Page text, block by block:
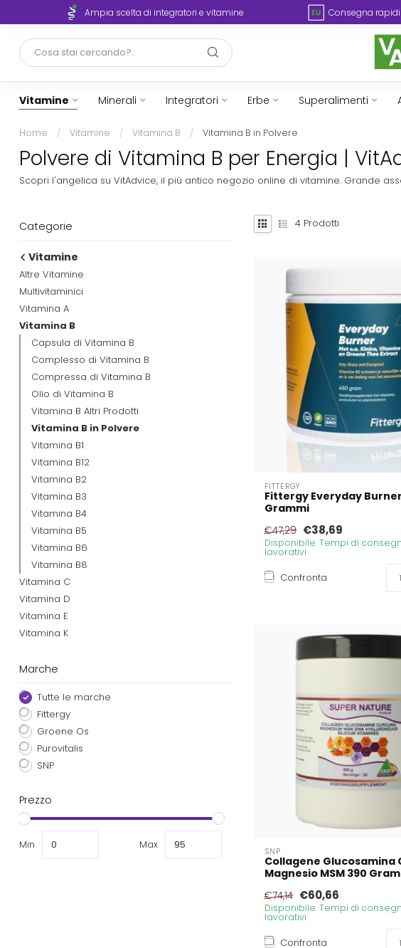
Ampia scelta di integratori e vitamine Consegna
Vitamine Minerali Integratori Erbe Superalimenti
Home / Vitamine / Vitamina B / Vitamina B in Polvere
Polvere di Vitamina B per Energia |
Scopri l'angelica su VitAdvice, il più antico negozio online di vitamine. Grande
Categorie
Vitamine
Altre Vitamine
Multivitaminici
Vitamina A
Vitamina B
Capsula di Vitamina B
Complesso di Vitamina B
Compressa di Vitamina B
Olio di Vitamina B
Vitamina B Altri Prodotti
Vitamina B in Polvere
Vitamina B1
Vitamina B12
Vitamina B2
Vitamina B3
Vitamina B4
Vitamina B5
Vitamina B6
Vitamina B8
Vitamina C
Vitamina D
Vitamina E
Vitamina K
Marche
Tutte le marche
Fittergy
Groene Os
Purovitalis
SNP
Prezzo
Min Max
4 Prodotti
FITTERGY
Fittergy Everyday
Grammi
€47,29 €38,69
Disponibile. Tempi di
lavorativi
Confronta
SNP
Collagene Glucosamina
Magnesio MSM 390
€74,14 €60,66
Disponibile. Tempi di
lavorativi
Confronta